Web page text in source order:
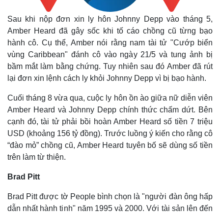
Sau khi nộp đơn xin ly hôn Johnny Depp vào tháng 5,
Amber Heard đã gây sốc khi tố cáo chồng cũ từng bạo
hành cô. Cụ thể, Amber nói rằng nam tài tử "Cướp biển
vùng Caribbean" đánh cô vào ngày 21/5 và tung ảnh bị
bầm mắt làm bằng chứng. Tuy nhiên sau đó Amber đã rút
lại đơn xin lệnh cách ly khỏi Johnny Depp vì bị bạo hành.
Cuối tháng 8 vừa qua, cuộc ly hôn ồn ào giữa nữ diễn viên
Amber Heard và Johnny Depp chính thức chấm dứt. Bên
cạnh đó, tài tử phải bồi hoàn Amber Heard số tiền 7 triệu
USD (khoảng 156 tỷ đồng). Trước luồng ý kiến cho rằng cô
“đào mỏ” chồng cũ, Amber Heard tuyên bố sẽ dùng số tiền
trên làm từ thiện.
Brad Pitt
Brad Pitt được tờ People bình chọn là "người đàn ông hấp
dẫn nhất hành tinh" năm 1995 và 2000. Với tài sản lên đến